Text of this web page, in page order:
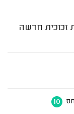
זכוכית חדשה
10